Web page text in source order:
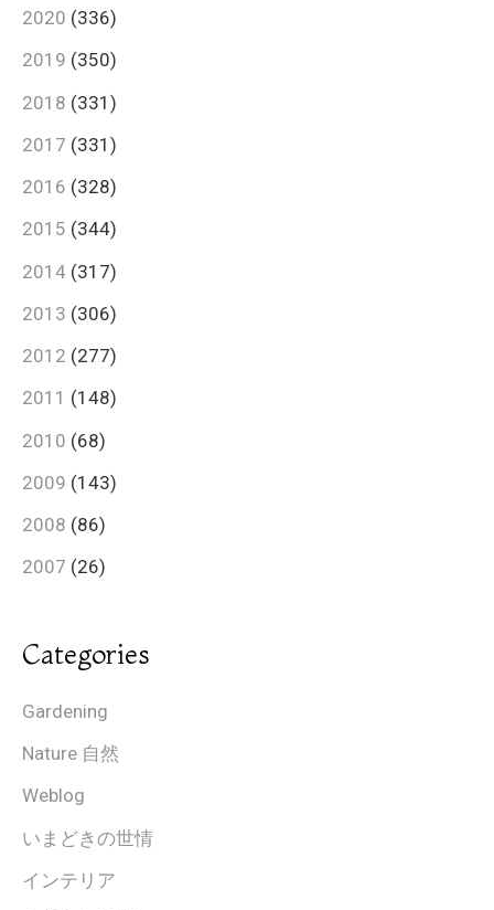
2020 (336)
2019 (350)
2018 (331)
2017 (331)
2016 (328)
2015 (344)
2014 (317)
2013 (306)
2012 (277)
2011 (148)
2010 (68)
2009 (143)
2008 (86)
2007 (26)
Categories
Gardening
Nature 自然
Weblog
いまどきの世情
インテリア